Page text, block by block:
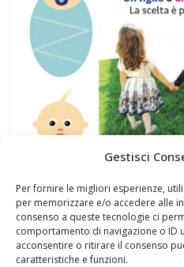
Gestisci
Per fornire le migliori esperienze,
per memorizzare e/o accedere alle
consenso a queste tecnologie ci
comportamento di navigazione o ID
acconsentire o ritirare il consenso
caratteristiche e funzioni.